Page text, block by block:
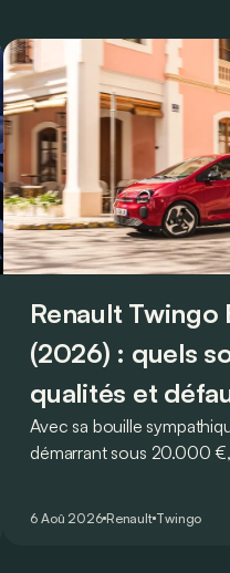
Renault Twingo
(2026) : quels
qualités et
Avec sa bouille
démarrant sous 20.000
séduisantes du moment.
6 Aoû 2026 Renault Twingo